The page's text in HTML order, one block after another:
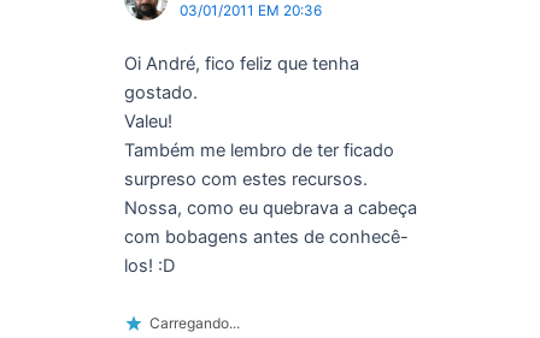
03/01/2011 EM 20:36
Oi André, fico feliz que tenha
gostado.
Valeu!
Também me lembro de ter ficado
surpreso com estes recursos.
Nossa, como eu quebrava a cabeça
com bobagens antes de conhecê-
los! :D
Carregando...